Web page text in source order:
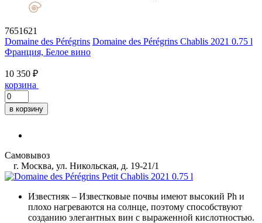
7651621
Domaine des Pérégrins Domaine des Pérégrins Chablis 2021 0.75 l
Франция, Белое вино
10 350 ₽
корзина
в корзину
Самовывоз
г. Москва, ул. Никольская, д. 19-21/1
Известняк – Известковые почвы имеют высокий Ph и
плохо нагреваются на солнце, поэтому способствуют
созданию элегантных вин с выраженной кислотностью.